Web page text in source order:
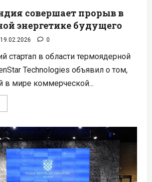
совершает прорыв в
энергетике будущего
19.02.2026 0
стартап в области термоядерной
Technologies объявил о том,
в мире коммерческой...